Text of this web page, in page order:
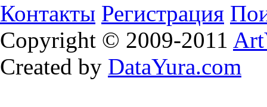
Контакты Регистрация
Copyright © 2009-2011
Created by DataYura.com